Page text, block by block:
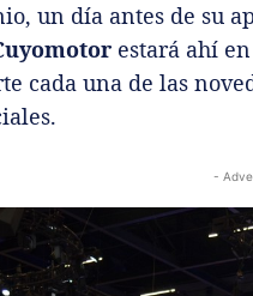
un día antes de su
estará ahí
cada una de las
-